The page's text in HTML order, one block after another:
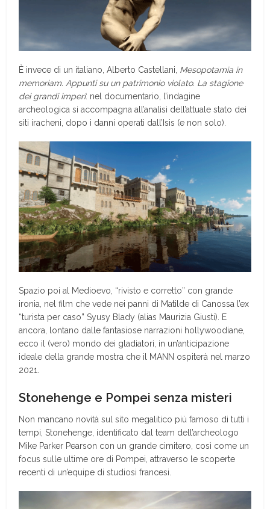
È invece di un italiano, Alberto Castellani, Mesopotamia in
memoriam. Appunti su un patrimonio violato. La stagione
dei grandi imperi: nel documentario, l’indagine
archeologica si accompagna all’analisi dell’attuale stato dei
siti iracheni, dopo i danni operati dall’Isis (e non solo).
Spazio poi al Medioevo, “rivisto e corretto” con grande
ironia, nel film che vede nei panni di Matilde di Canossa l’ex
“turista per caso” Syusy Blady (alias Maurizia Giusti). E
ancora, lontano dalle fantasiose narrazioni hollywoodiane,
ecco il (vero) mondo dei gladiatori, in un’anticipazione
ideale della grande mostra che il MANN ospiterà nel marzo
2021.
Stonehenge e Pompei senza misteri
Non mancano novità sul sito megalitico più famoso di tutti i
tempi, Stonehenge, identificato dal team dell’archeologo
Mike Parker Pearson con un grande cimitero, così come un
focus sulle ultime ore di Pompei, attraverso le scoperte
recenti di un’equipe di studiosi francesi.